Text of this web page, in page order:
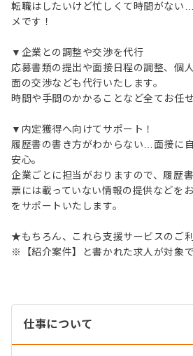
転職はしたいけど忙しくて時間がない
メです！
▼企業との調整や交渉を代行
応募書類の提出や面接日程の調整、個
面の交渉なども代行いたします。
時間や手間のかかることなど全てお任
▼内定獲得へ向けてサポート！
履歴書の書き方がわからない…面接に
安心。
企業ごとに担当がおりますので、履歴
票には載っていない情報の提供などを
をサポートいたします。
★もちろん、これら支援サービスのご
※【紹介案件】と書かれた求人が対象で
仕事について